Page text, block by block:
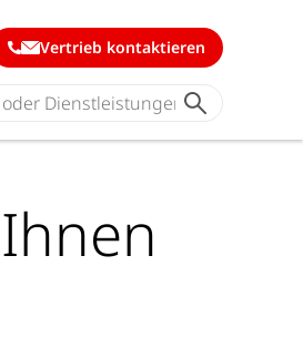
Vertrieb kontaktieren